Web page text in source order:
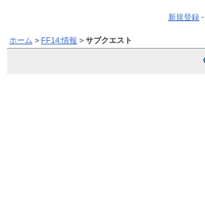
新規登録 -
ホーム > FF14:情報 > サブクエスト